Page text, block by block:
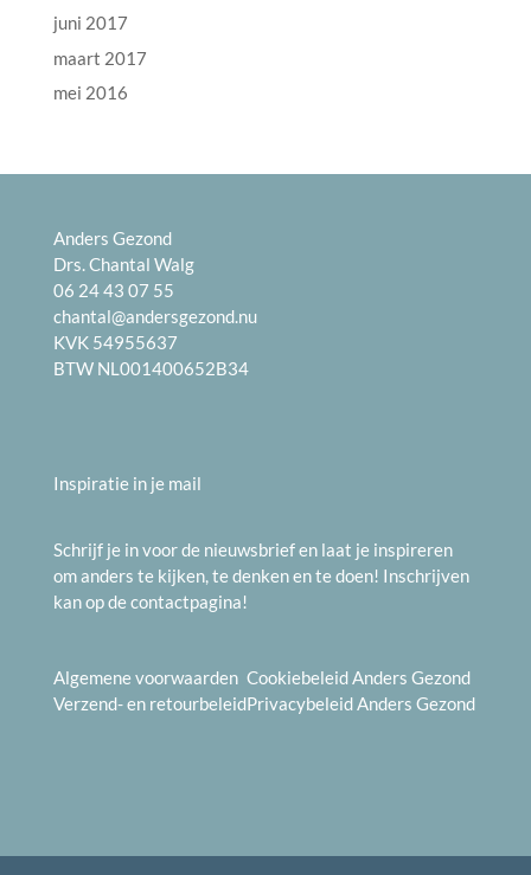
juni 2017
maart 2017
mei 2016
Anders Gezond
Drs. Chantal Walg
06 24 43 07 55
chantal@andersgezond.nu
KVK 54955637
BTW NL001400652B34
Inspiratie in je mail
Schrijf je in voor de nieuwsbrief en laat je inspireren
om anders te kijken, te denken en te doen! Inschrijven
kan op decontactpagina!
Algemene voorwaarden
Verzend- en retourbeleid
CookiebeleidAnders Gezond
PrivacybeleidAnders Gezond